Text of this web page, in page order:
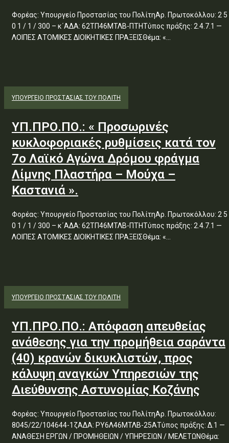
Φορέας: Υπουργείο Προστασίας του ΠολίτηΑρ. Πρωτοκόλλου: 2 5
0 1 / 1 / 300 – κ΄ΑΔΑ: 62ΤΠ46ΜΤΛΒ-ΠΤΗΤύπος πράξης: 2.4.7.1 —
ΛΟΙΠΕΣ ΑΤΟΜΙΚΕΣ ΔΙΟΙΚΗΤΙΚΕΣ ΠΡΑΞΕΙΣΘέμα: «...
ΥΠΟΥΡΓΕΊΟ ΠΡΟΣΤΑΣΊΑΣ ΤΟΥ ΠΟΛΊΤΗ
ΥΠ.ΠΡΟ.ΠΟ.: « Προσωρινές
κυκλοφοριακές ρυθμίσεις κατά τον
7ο Λαϊκό Αγώνα Δρόμου φράγμα
Λίμνης Πλαστήρα – Μούχα –
Καστανιά ».
Φορέας: Υπουργείο Προστασίας του ΠολίτηΑρ. Πρωτοκόλλου: 2 5
0 1 / 1 / 300 – κ΄ΑΔΑ: 62ΤΠ46ΜΤΛΒ-ΠΤΗΤύπος πράξης: 2.4.7.1 —
ΛΟΙΠΕΣ ΑΤΟΜΙΚΕΣ ΔΙΟΙΚΗΤΙΚΕΣ ΠΡΑΞΕΙΣΘέμα: «...
ΥΠΟΥΡΓΕΊΟ ΠΡΟΣΤΑΣΊΑΣ ΤΟΥ ΠΟΛΊΤΗ
ΥΠ.ΠΡΟ.ΠΟ.: Απόφαση απευθείας
ανάθεσης για την προμήθεια σαράντα
(40) κρανών δικυκλιστών, προς
κάλυψη αναγκών Υπηρεσιών της
Διεύθυνσης Αστυνομίας Κοζάνης
Φορέας: Υπουργείο Προστασίας του ΠολίτηΑρ. Πρωτοκόλλου:
8045/22/104644-1ζΑΔΑ: ΡΥ6Λ46ΜΤΛΒ-25ΑΤύπος πράξης: Δ.1 —
ΑΝΑΘΕΣΗ ΕΡΓΩΝ / ΠΡΟΜΗΘΕΙΩΝ / ΥΠΗΡΕΣΙΩΝ / ΜΕΛΕΤΩΝΘέμα: